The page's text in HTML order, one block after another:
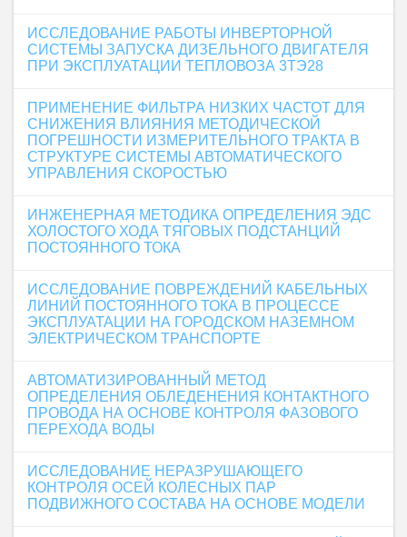
ИССЛЕДОВАНИЕ РАБОТЫ ИНВЕРТОРНОЙ
СИСТЕМЫ ЗАПУСКА ДИЗЕЛЬНОГО ДВИГАТЕЛЯ
ПРИ ЭКСПЛУАТАЦИИ ТЕПЛОВОЗА 3ТЭ28
ПРИМЕНЕНИЕ ФИЛЬТРА НИЗКИХ ЧАСТОТ ДЛЯ
СНИЖЕНИЯ ВЛИЯНИЯ МЕТОДИЧЕСКОЙ
ПОГРЕШНОСТИ ИЗМЕРИТЕЛЬНОГО ТРАКТА В
СТРУКТУРЕ СИСТЕМЫ АВТОМАТИЧЕСКОГО
УПРАВЛЕНИЯ СКОРОСТЬЮ
ИНЖЕНЕРНАЯ МЕТОДИКА ОПРЕДЕЛЕНИЯ ЭДС
ХОЛОСТОГО ХОДА ТЯГОВЫХ ПОДСТАНЦИЙ
ПОСТОЯННОГО ТОКА
ИССЛЕДОВАНИЕ ПОВРЕЖДЕНИЙ КАБЕЛЬНЫХ
ЛИНИЙ ПОСТОЯННОГО ТОКА В ПРОЦЕССЕ
ЭКСПЛУАТАЦИИ НА ГОРОДСКОМ НАЗЕМНОМ
ЭЛЕКТРИЧЕСКОМ ТРАНСПОРТЕ
АВТОМАТИЗИРОВАННЫЙ МЕТОД
ОПРЕДЕЛЕНИЯ ОБЛЕДЕНЕНИЯ КОНТАКТНОГО
ПРОВОДА НА ОСНОВЕ КОНТРОЛЯ ФАЗОВОГО
ПЕРЕХОДА ВОДЫ
ИССЛЕДОВАНИЕ НЕРАЗРУШАЮЩЕГО
КОНТРОЛЯ ОСЕЙ КОЛЕСНЫХ ПАР
ПОДВИЖНОГО СОСТАВА НА ОСНОВЕ МОДЕЛИ